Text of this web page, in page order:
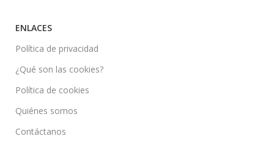
ENLACES
Política de privacidad
¿Qué son las cookies?
Política de cookies
Quiénes somos
Contáctanos